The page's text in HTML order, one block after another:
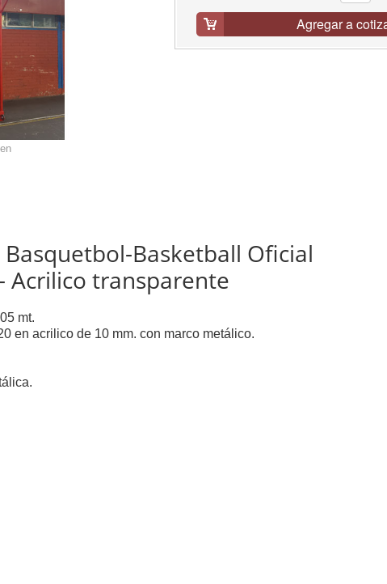
Agregar a
Basketball Oficial
Acrilico transparente
mt.
en acrilico de 10 mm. con marco metálico.